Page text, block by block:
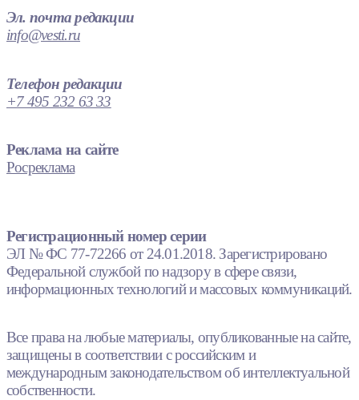
Эл. почта редакции
info@vesti.ru
Телефон редакции
+7 495 232 63 33
Реклама на сайте
Росреклама
Регистрационный номер серии
ЭЛ № ФС 77-72266 от 24.01.2018. Зарегистрировано
Федеральной службой по надзору в сфере связи,
информационных технологий и массовых коммуникаций.
Все права на любые материалы, опубликованные на сайте,
защищены в соответствии с российским и
международным законодательством об интеллектуальной
собственности.